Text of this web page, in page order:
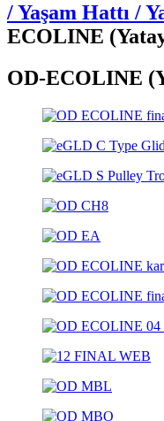
/ Yaşam Hattı /
ECOLINE
OD-ECOLINE